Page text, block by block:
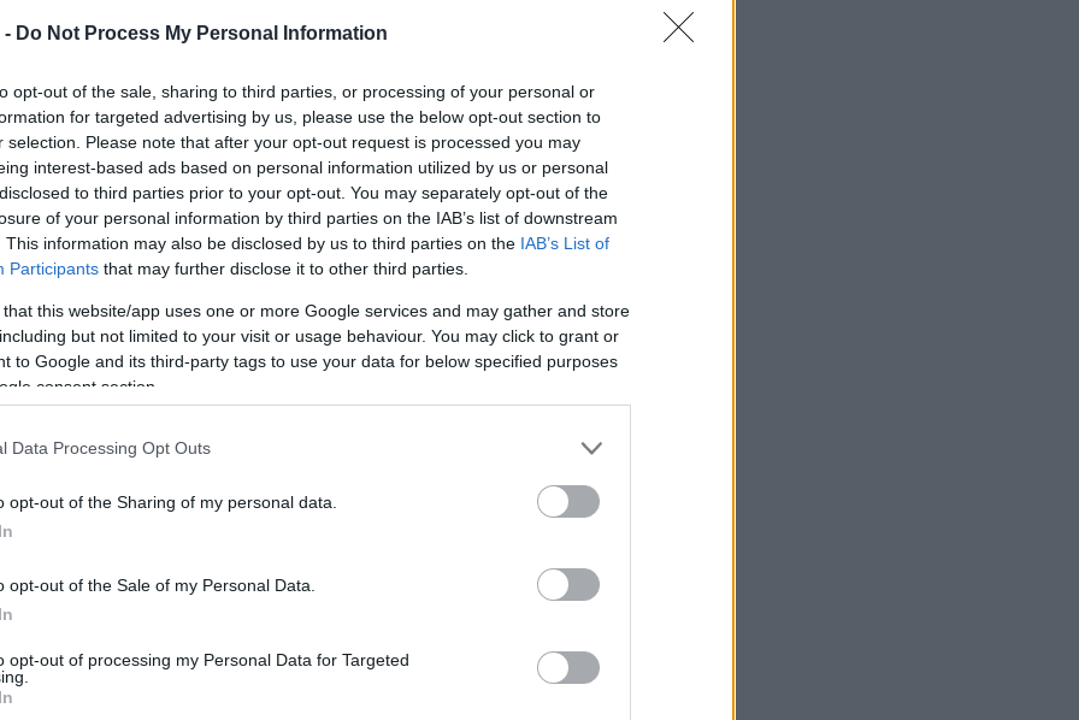
- Do Not Process My Personal Information
opt-out of the sale, sharing to third parties, or processing of your personal or
for targeted advertising by us, please use the below opt-out section to
selection. Please note that after your opt-out request is processed you may
interest-based ads based on personal information utilized by us or personal
to third parties prior to your opt-out. You may separately opt-out of the
of your personal information by third parties on the IAB’s list of downstream
This information may also be disclosed by us to third parties on the IAB’s List of
Participants that may further disclose it to other third parties.
that this website/app uses one or more Google services and may gather and store
but not limited to your visit or usage behaviour. You may click to grant or
to Google and its third-party tags to use your data for below specified purposes
consent section.
Data Processing Opt Outs
opt-out of the Sharing of my personal data.
opt-out of the Sale of my Personal Data.
opt-out of processing my Personal Data for Targeted
a Marlboro élén pedig Maurizio Arrivabene állt, aki
dühös volt.”
problémáktól szenvedett, hónapokba telt, mire
erednek, majd közölte a Ducatival,
A szponzor erre nem reagált pozitívan, mindenáron le
volt, azt akarta, hogy mindenáron tegyek
neki, hogy Lorenzo nem fog jönni, és hogy arra
el a Yamahánál. Amint Casey megtudta, hogy
amit fizettünk neki… dühös lett” –emlékezettvissza